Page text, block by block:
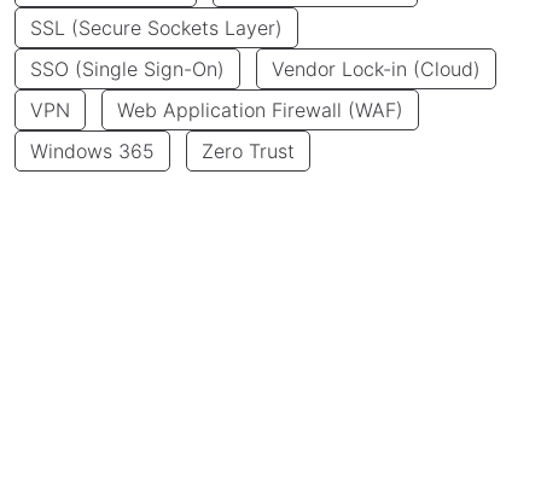
SSL (Secure Sockets Layer)
SSO (Single Sign-On)
Vendor Lock-in (Cloud)
VPN
Web Application Firewall (WAF)
Windows 365
Zero Trust